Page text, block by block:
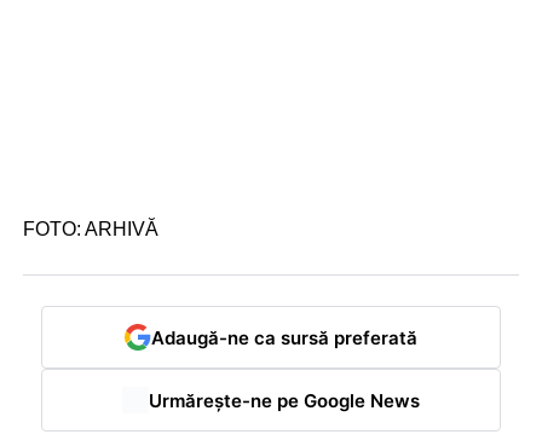
FOTO: ARHIVĂ
Adaugă-ne ca sursă preferată
Urmărește-ne pe Google News